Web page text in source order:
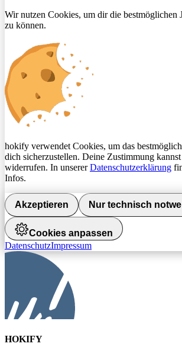
Wir nutzen Cookies, um dir die bestmöglichen
zu können.
hokify verwendet Cookies, um das
dich sicherzustellen. Deine Zustimmung
widerrufen. In unsererDatenschutzerklärung
Infos.
Akzeptieren Nur technisch
Cookies anpassen
DatenschutzImpressum
HOKIFY